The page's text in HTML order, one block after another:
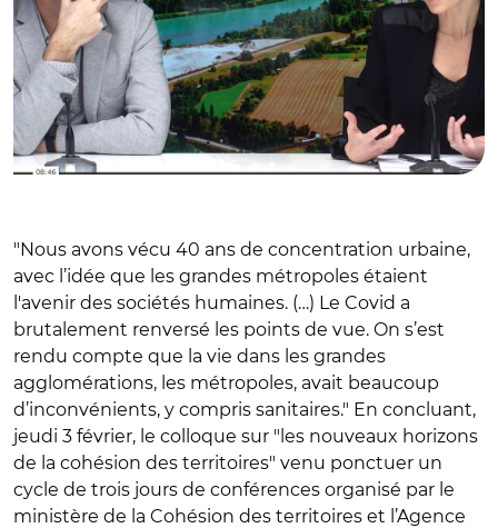
"Nous avons vécu 40 ans de concentration urbaine,
avec l’idée que les grandes métropoles étaient
l'avenir des sociétés humaines. (…) Le Covid a
brutalement renversé les points de vue. On s’est
rendu compte que la vie dans les grandes
agglomérations, les métropoles, avait beaucoup
d’inconvénients, y compris sanitaires." En concluant,
jeudi 3 février, le colloque sur "les nouveaux horizons
de la cohésion des territoires" venu ponctuer un
cycle de trois jours de conférences organisé par le
ministère de la Cohésion des territoires et l’Agence